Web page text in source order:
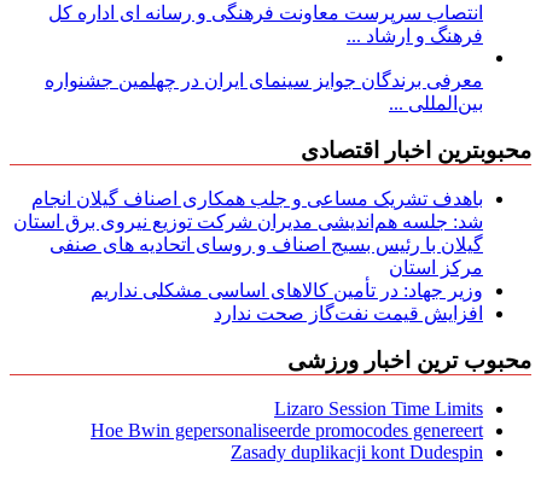
انتصاب سرپرست معاونت فرهنگی و رسانه ای اداره کل
فرهنگ و ارشاد ...
معرفی برندگان جوایز سینمای ایران در چهلمین جشنواره
بین‌المللی ...
محبوبترین اخبار اقتصادی
باهدف تشریک مساعی و جلب همکاری اصناف گیلان انجام
شد: جلسه هم‌اندیشی مدیران شركت توزیع نیروی برق استان
گیلان با رئیس بسیج اصناف و روسای اتحادیه های صنفی
مركز استان
وزیر جهاد: در تأمین کالاهای اساسی مشکلی نداریم
افزایش قیمت نفت‌گاز صحت ندارد
محبوب ترین اخبار ورزشی
Lizaro Session Time Limits
Hoe Bwin gepersonaliseerde promocodes genereert
Zasady duplikacji kont Dudespin